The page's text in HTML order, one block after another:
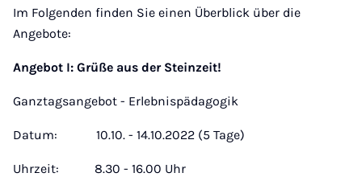
Im Folgenden finden Sie einen Überblick über die
Angebote:
Angebot I: Grüße aus der Steinzeit!
Ganztagsangebot - Erlebnispädagogik
Datum: 10.10. - 14.10.2022 (5 Tage)
Uhrzeit: 8.30 - 16.00 Uhr